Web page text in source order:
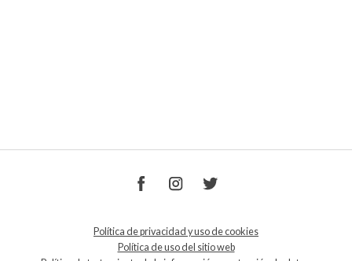
Política de privacidad y uso de cookies
Política de uso del sitio web